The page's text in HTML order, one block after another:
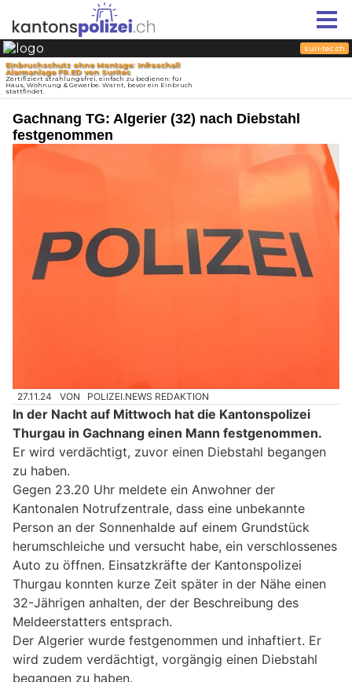
Gachnang TG: Algerier (32) nach Diebstahl
festgenommen
27.11.24 VON POLIZEI.NEWS REDAKTION
In der Nacht auf Mittwoch hat die Kantonspolizei
Thurgau in Gachnang einen Mann festgenommen.
Er wird verdächtigt, zuvor einen Diebstahl begangen
zu haben.
Gegen 23.20 Uhr meldete ein Anwohner der
Kantonalen Notrufzentrale, dass eine unbekannte
Person an der Sonnenhalde auf einem Grundstück
herumschleiche und versucht habe, ein verschlossenes
Auto zu öffnen. Einsatzkräfte der Kantonspolizei
Thurgau konnten kurze Zeit später in der Nähe einen
32-Jährigen anhalten, der der Beschreibung des
Meldeerstatters entsprach.
Der Algerier wurde festgenommen und inhaftiert. Er
wird zudem verdächtigt, vorgängig einen Diebstahl
begangen zu haben.